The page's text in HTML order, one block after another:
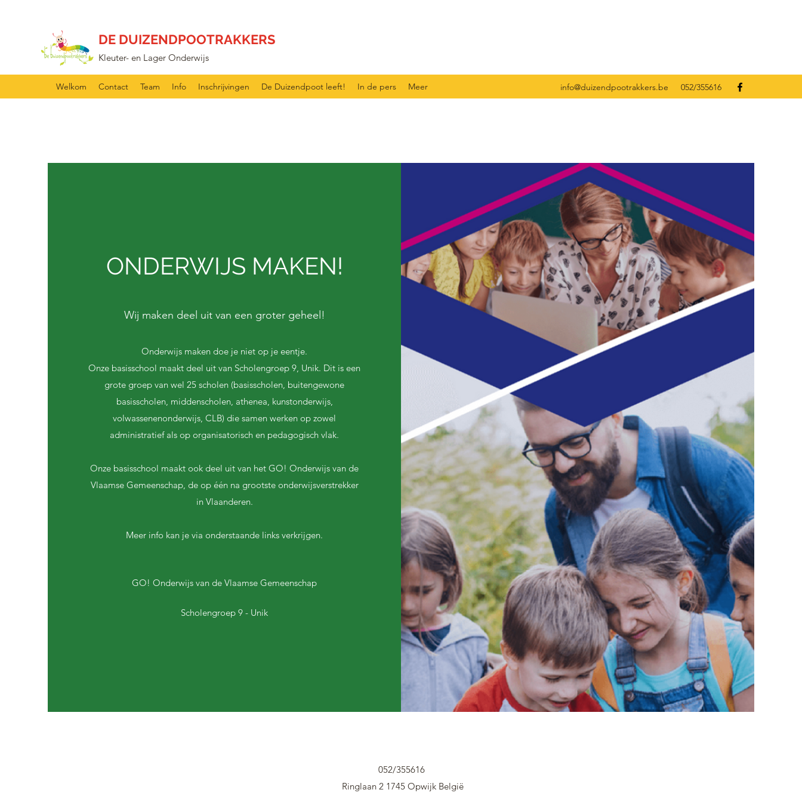
DE DUIZENDPOOTRAKKERS
Kleuter- en Lager Onderwijs
Welkom Contact Team Info Inschrijvingen De Duizendpoot leeft! In de pers Meer info@duizendpootrakkers.be 052/355616
ONDERWIJS MAKEN!
Wij maken deel uit van een groter geheel!
Onderwijs maken doe je niet op je eentje.
Onze basisschool maakt deel uit van Scholengroep 9, Unik. Dit is een
grote groep van wel 25 scholen (basisscholen, buitengewone
basisscholen, middenscholen, athenea, kunstonderwijs,
volwassenenonderwijs, CLB) die samen werken op zowel
administratief als op organisatorisch en pedagogisch vlak.
Onze basisschool maakt ook deel uit van het GO! Onderwijs van de
Vlaamse Gemeenschap, de op één na grootste onderwijsverstrekker
in Vlaanderen.
Meer info kan je via onderstaande links verkrijgen.
GO! Onderwijs van de Vlaamse Gemeenschap
Scholengroep 9 - Unik
052/355616
Ringlaan 2 1745 Opwijk België